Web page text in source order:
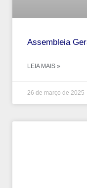
Assembleia
LEIA MAIS »
26 de março de 2025